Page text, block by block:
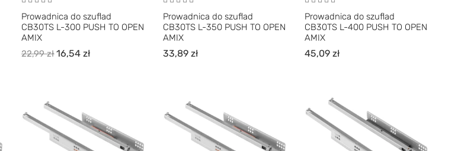
Prowadnica do szuflad
CB30TS L-300 PUSH TO OPEN
AMIX
22,99zł 16,54zł
Prowadnica do szuflad
CB30TS L-350 PUSH TO OPEN
AMIX
33,89zł
Prowadnica do szuflad
CB30TS L-400 PUSH TO OPEN
AMIX
45,09zł